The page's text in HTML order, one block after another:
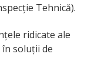
Tehnică).
ridicate ale
soluții de